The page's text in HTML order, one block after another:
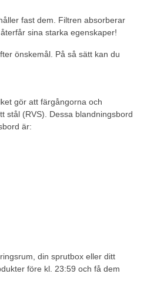
fast dem. Filtren absorberar
sina starka egenskaper!
önskemål. På så sätt kan du
gör att färgångorna och
stål (RVS). Dessa blandningsbord
är:
din sprutbox eller ditt
före kl. 23:59 och få dem